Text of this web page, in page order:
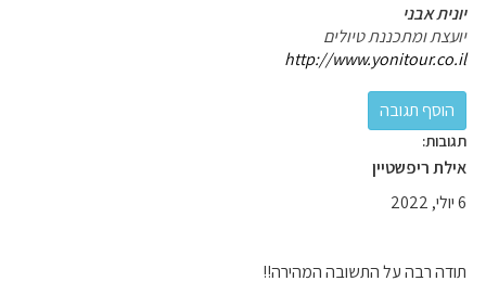
יונית אבני
יועצת ומתכננת טיולים
http://www.yonitour.co.il
תגובות:
אילת ריפשטיין
6 יולי, 2022
תודה רבה על התשובה המהירה!!